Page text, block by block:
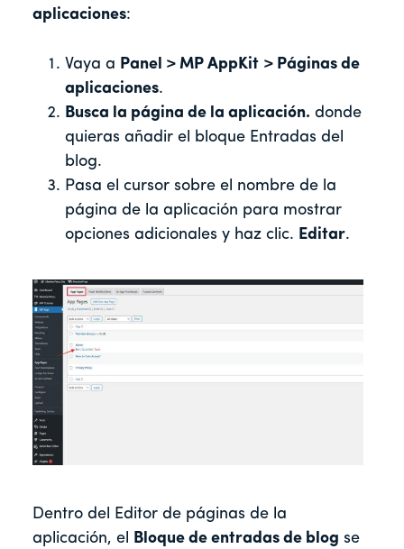
aplicaciones:
Vaya a Panel > MP AppKit > Páginas de
aplicaciones.
Busca la página de la aplicación. donde
quieras añadir el bloque Entradas del
blog.
Pasa el cursor sobre el nombre de la
página de la aplicación para mostrar
opciones adicionales y haz clic. Editar.
Dentro del Editor de páginas de la
aplicación, el Bloque de entradas de blog se